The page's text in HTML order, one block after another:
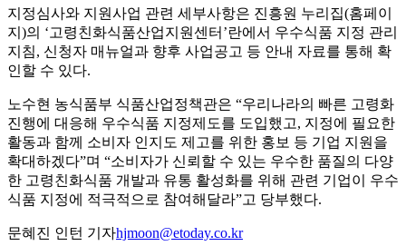
지정심사와 지원사업 관련 세부사항은 진흥원 누리집(홈페이
지)의 ‘고령친화식품산업지원센터’란에서 우수식품 지정 관리
지침, 신청자 매뉴얼과 향후 사업공고 등 안내 자료를 통해 확
인할 수 있다.
노수현 농식품부 식품산업정책관은 “우리나라의 빠른 고령화
진행에 대응해 우수식품 지정제도를 도입했고, 지정에 필요한
활동과 함께 소비자 인지도 제고를 위한 홍보 등 기업 지원을
확대하겠다”며 “소비자가 신뢰할 수 있는 우수한 품질의 다양
한 고령친화식품 개발과 유통 활성화를 위해 관련 기업이 우수
식품 지정에 적극적으로 참여해달라”고 당부했다.
문혜진 인턴 기자hjmoon@etoday.co.kr